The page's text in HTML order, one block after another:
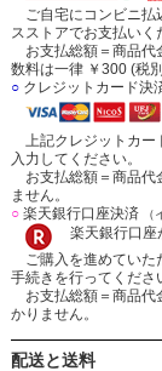
ご自宅にコンビニ払
スストアでお支払いく
お支払総額＝商品代
数料は一律 ￥300 (税
○クレジットカード決
上記クレジットカー
入力してください。
お支払総額＝商品代
ません。
○楽天銀行口座決済 （
楽天銀行口座
ご購入を進めていた
手続きを行ってくださ
お支払総額＝商品代
かりません。
配送と送料